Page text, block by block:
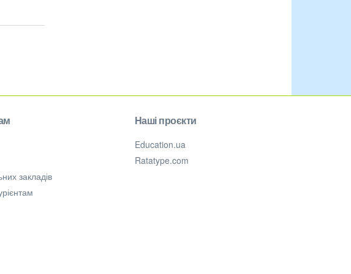
закладів
Наші проєкти
Education.ua
Ratatype.com